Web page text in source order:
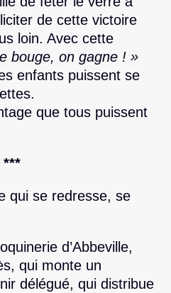
de cette victoire
loin. Avec cette
bouge, on gagne ! »
enfants puissent se
que tous puissent
***
qui se redresse, se
d’Abbeville,
qui monte un
délégué, qui distribue